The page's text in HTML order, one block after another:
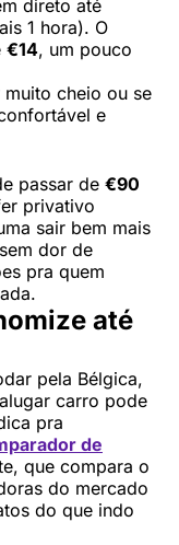
direto até
1 hora). O
€14, um pouco
cheio ou se
e
passar de €90
privativo
sair bem mais
dor de
pra quem
até
pela Bélgica,
carro pode
pra
de
que compara o
do mercado
do que indo